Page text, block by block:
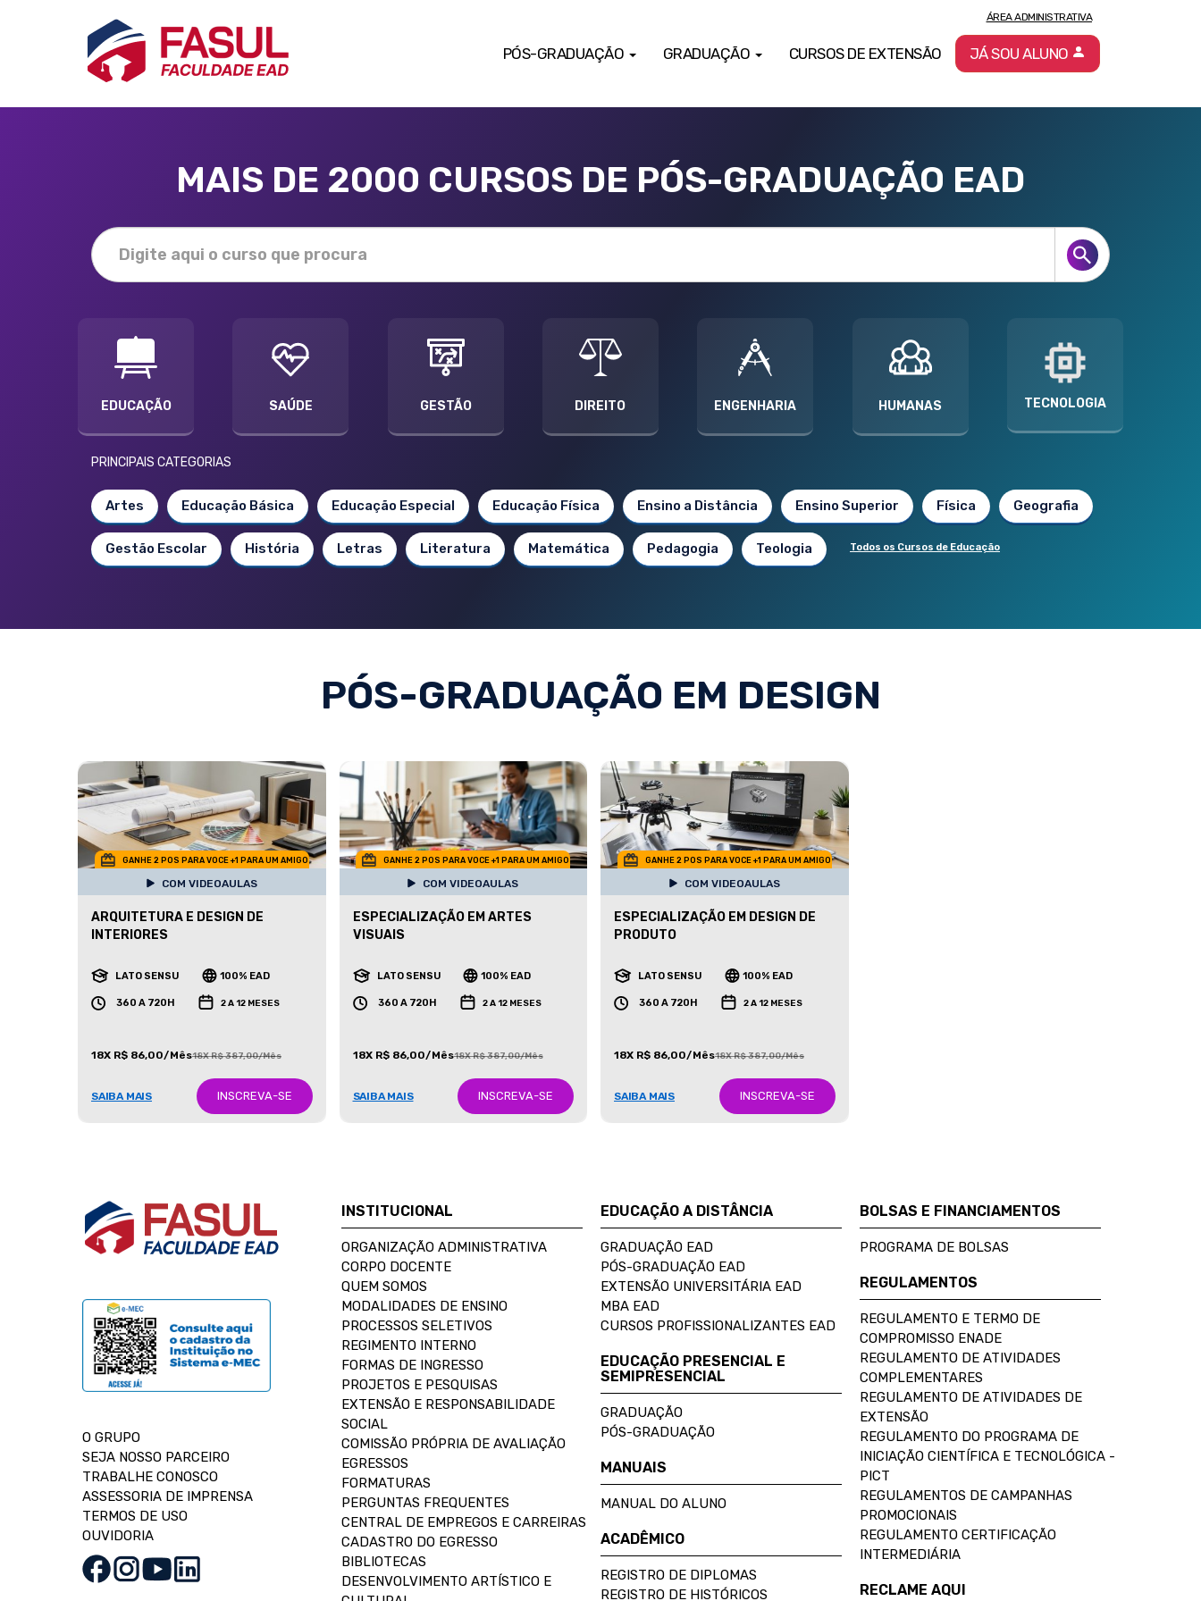
PÓS-GRADUAÇÃO GRADUAÇÃO CURSOS DE EXTENSÃO
ÁREA ADMINISTRATIVA
JÁ SOU ALUNO
MAIS DE 2000 CURSOS DE PÓS-GRADUAÇÃO EAD
EDUCAÇÃO SAÚDE GESTÃO DIREITO ENGENHARIA HUMANAS TECNOLOGIA
PRINCIPAIS CATEGORIAS
Artes Educação Básica Educação Especial Educação Física Ensino a Distância Ensino Superior Física Geografia
Gestão Escolar História Letras Literatura Matemática Pedagogia Teologia Todos os Cursos de Educação
PÓS-GRADUAÇÃO EM DESIGN
GANHE 2 POS PARA VOCE +1 PARA UM AMIGO
COM VIDEOAULAS
ARQUITETURA E DESIGN DE
INTERIORES
LATO SENSU 100% EAD
360 A 720H 2 A 12 MESES
18X R$ 86,00/Mês18X R$ 387,00/Mês
SAIBA MAIS INSCREVA-SE
GANHE 2 POS PARA VOCE +1 PARA UM AMIGO
COM VIDEOAULAS
ESPECIALIZAÇÃO EM ARTES
VISUAIS
LATO SENSU 100% EAD
360 A 720H 2 A 12 MESES
18X R$ 86,00/Mês18X R$ 387,00/Mês
SAIBA MAIS INSCREVA-SE
GANHE 2 POS PARA VOCE +1 PARA UM AMIGO
COM VIDEOAULAS
ESPECIALIZAÇÃO EM DESIGN DE
PRODUTO
LATO SENSU 100% EAD
360 A 720H 2 A 12 MESES
18X R$ 86,00/Mês18X R$ 387,00/Mês
SAIBA MAIS INSCREVA-SE
O GRUPO
SEJA NOSSO PARCEIRO
TRABALHE CONOSCO
ASSESSORIA DE IMPRENSA
TERMOS DE USO
OUVIDORIA
INSTITUCIONAL
ORGANIZAÇÃO ADMINISTRATIVA
CORPO DOCENTE
QUEM SOMOS
MODALIDADES DE ENSINO
PROCESSOS SELETIVOS
REGIMENTO INTERNO
FORMAS DE INGRESSO
PROJETOS E PESQUISAS
EXTENSÃO E RESPONSABILIDADE
SOCIAL
COMISSÃO PRÓPRIA DE AVALIAÇÃO
EGRESSOS
FORMATURAS
PERGUNTAS FREQUENTES
CENTRAL DE EMPREGOS E CARREIRAS
CADASTRO DO EGRESSO
BIBLIOTECAS
DESENVOLVIMENTO ARTÍSTICO E
EDUCAÇÃO A DISTÂNCIA
GRADUAÇÃO EAD
PÓS-GRADUAÇÃO EAD
EXTENSÃO UNIVERSITÁRIA EAD
MBA EAD
CURSOS PROFISSIONALIZANTES EAD
EDUCAÇÃO PRESENCIAL E
SEMIPRESENCIAL
GRADUAÇÃO
PÓS-GRADUAÇÃO
MANUAIS
MANUAL DO ALUNO
ACADÊMICO
REGISTRO DE DIPLOMAS
REGISTRO DE HISTÓRICOS
BOLSAS E FINANCIAMENTOS
PROGRAMA DE BOLSAS
REGULAMENTOS
REGULAMENTO E TERMO DE
COMPROMISSO ENADE
REGULAMENTO DE ATIVIDADES
COMPLEMENTARES
REGULAMENTO DE ATIVIDADES DE
EXTENSÃO
REGULAMENTO DO PROGRAMA DE
INICIAÇÃO CIENTÍFICA E TECNOLÓGICA -
PICT
REGULAMENTOS DE CAMPANHAS
PROMOCIONAIS
REGULAMENTO CERTIFICAÇÃO
INTERMEDIÁRIA
RECLAME AQUI